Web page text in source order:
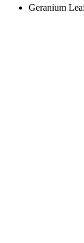
Geranium